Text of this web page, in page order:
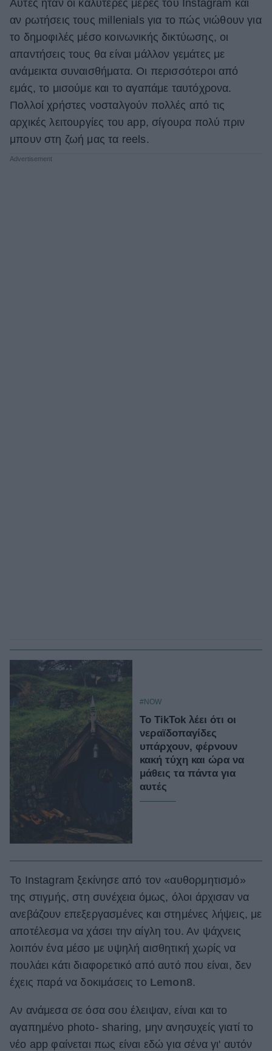
Χωρίς Ταμπέλες
Women's Forum
Hautes Grecians
Γάμος
Αυτές ήταν οι καλύτερες μέρες του Instagram και
αν ρωτήσεις τους millenials για το πώς νιώθουν για
το δημοφιλές μέσο κοινωνικής δικτύωσης, οι
απαντήσεις τους θα είναι μάλλον γεμάτες με
ανάμεικτα συναισθήματα. Οι περισσότεροι από
εμάς, το μισούμε και το αγαπάμε ταυτόχρονα.
Πολλοί χρήστες νοσταλγούν πολλές από τις
αρχικές λειτουργίες του app, σίγουρα πολύ πριν
μπουν στη ζωή μας τα reels.
#NOW
Το TikTok λέει ότι οι
νεραϊδοπαγίδες
υπάρχουν, φέρνουν
κακή τύχη και ώρα να
μάθεις τα πάντα για
αυτές
Το Instagram ξεκίνησε από τον «αυθορμητισμό»
της στιγμής, στη συνέχεια όμως, όλοι άρχισαν να
ανεβάζουν επεξεργασμένες και στημένες λήψεις, με
αποτέλεσμα να χάσει την αίγλη του. Αν ψάχνεις
λοιπόν ένα μέσο με υψηλή αισθητική χωρίς να
πουλάει κάτι διαφορετικό από αυτό που είναι, δεν
έχεις παρά να δοκιμάσεις το Lemon8.
Αν ανάμεσα σε όσα σου έλειψαν, είναι και το
αγαπημένο photo- sharing, μην ανησυχείς γιατί το
νέο app φαίνεται πως είναι εδώ για σένα γι' αυτόν